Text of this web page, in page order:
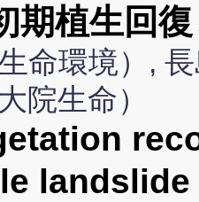
期植生回
命環境）,
院生命）